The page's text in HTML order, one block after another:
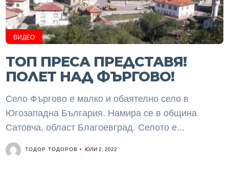
ВИДЕО
ТОП ПРЕСА ПРЕДСТАВЯ!
ПОЛЕТ НАД ФЪРГОВО!
Село Фъргово е малко и обаятелно село в
Югозападна България. Намира се в община
Сатовча, област Благоевград. Селото е...
ТОДОР ТОДОРОВ ЮЛИ 2, 2022